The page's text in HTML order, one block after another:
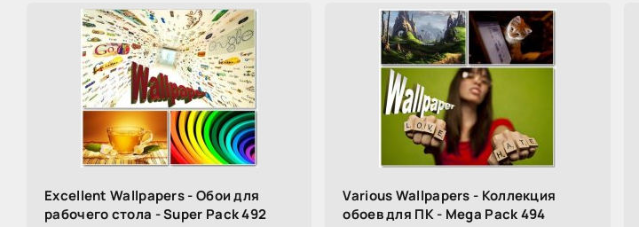
Excellent Wallpapers - Обои для
рабочего стола - Super Pack 492
Various Wallpapers - Коллекция
обоев для ПК - Mega Pack 494